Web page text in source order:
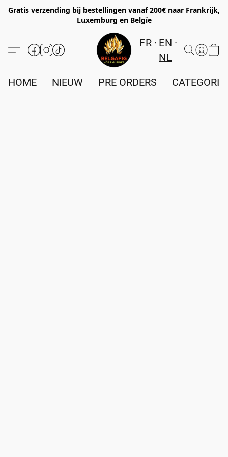
Gratis verzending bij bestellingen vanaf 200€ naar Frankrijk,
Luxemburg en Belgïe
FR
EN
NL
HOME NIEUW PRE ORDERS